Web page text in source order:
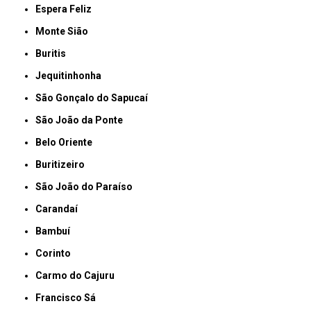
Espera Feliz
Monte Sião
Buritis
Jequitinhonha
São Gonçalo do Sapucaí
São João da Ponte
Belo Oriente
Buritizeiro
São João do Paraíso
Carandaí
Bambuí
Corinto
Carmo do Cajuru
Francisco Sá